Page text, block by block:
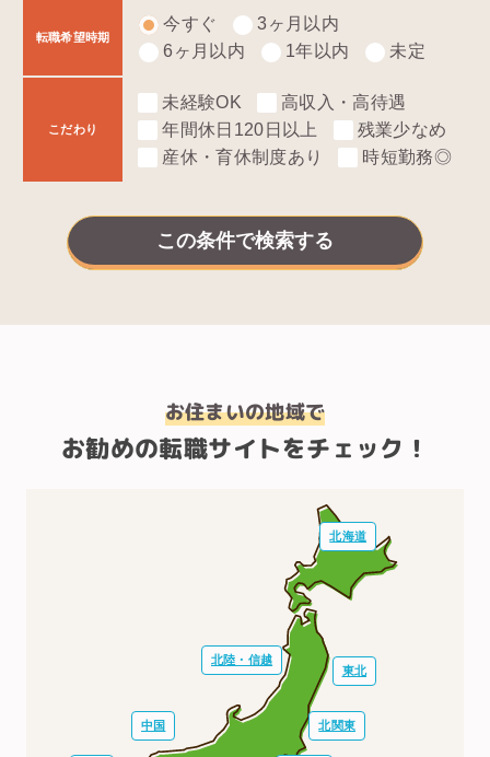
転職希望時期
今すぐ
3ヶ月以内
6ヶ月以内
1年以内 未定
こだわり
未経験OK
高収入・高待遇
年間休日120日以上
残業少なめ
産休・育休制度あり
時短勤務◎
お住まいの地域で
お勧めの転職サイトをチェック！
北海道
東北
北関東
北陸・信越
中国